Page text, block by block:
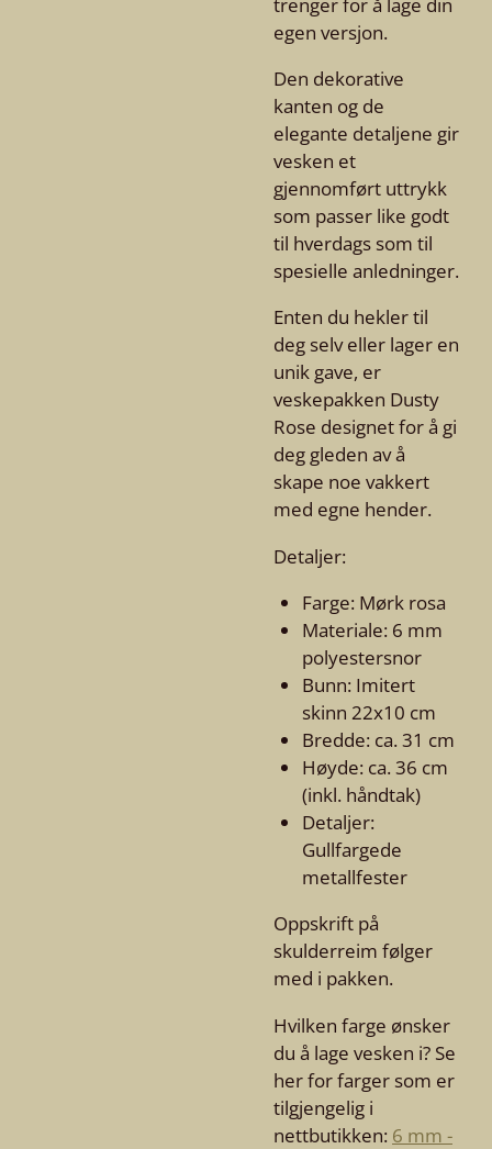
egen versjon.
Den dekorative
kanten og de
elegante detaljene gir
vesken et
gjennomført uttrykk
som passer like godt
til hverdags som til
spesielle anledninger.
Enten du hekler til
deg selv eller lager en
unik gave, er
veskepakken Dusty
Rose designet for å gi
deg gleden av å
skape noe vakkert
med egne hender.
Detaljer:
Farge: Mørk rosa
Materiale: 6 mm
polyestersnor
Bunn: Imitert
skinn 22x10 cm
Bredde: ca. 31 cm
Høyde: ca. 36 cm
(inkl. håndtak)
Detaljer:
Gullfargede
metallfester
Oppskrift på
skulderreim følger
med i pakken.
Hvilken farge ønsker
du å lage vesken i? Se
her for farger som er
tilgjengelig i
nettbutikken: 6 mm -